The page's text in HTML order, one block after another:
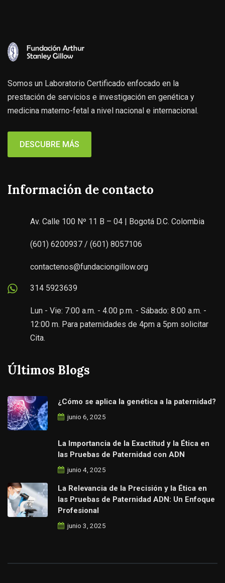
Somos un Laboratorio Certificado enfocado en la
prestación de servicios e investigación en genética y
medicina materno-fetal a nivel nacional e internacional.
DESCUBRE MÁS
Información de contacto
Av. Calle 100 Nº 11 B – 04 | Bogotá D.C. Colombia
(601) 6200937 / (601) 8057106
contactenos@fundaciongillow.org
314 5923639
Lun - Vie: 7:00 a.m. - 4.00 p.m. - Sábado: 8:00 a.m. -
12:00 m. Para paternidades de 4pm a 5pm solicitar
Cita.
Últimos Blogs
¿Cómo se aplica la genética a la paternidad?
junio 6, 2025
La Importancia de la Exactitud y la Ética en
las Pruebas de Paternidad con ADN
junio 4, 2025
La Relevancia de la Precisión y la Ética en
las Pruebas de Paternidad ADN: Un Enfoque
Profesional
junio 3, 2025